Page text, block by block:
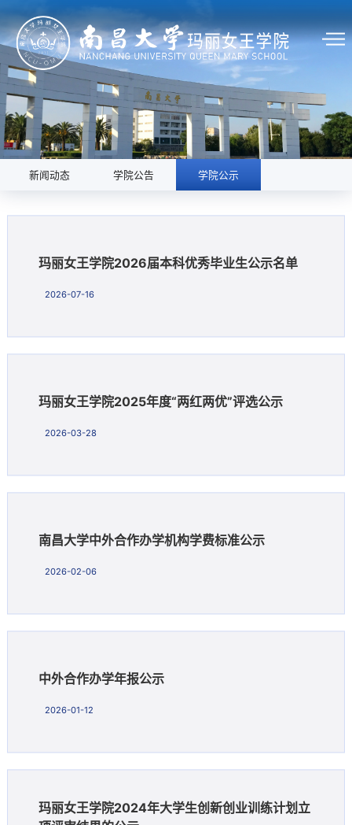
新闻动态 学院公告 学院公示
玛丽女王学院2026届本科优秀毕业生公示名单
2026-07-16
玛丽女王学院2025年度“两红两优”评选公示
2026-03-28
南昌大学中外合作办学机构学费标准公示
2026-02-06
中外合作办学年报公示
2026-01-12
玛丽女王学院2024年大学生创新创业训练计划立